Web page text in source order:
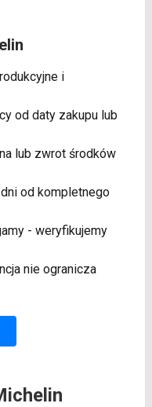
i
od daty zakupu lub
lub zwrot środków
od kompletnego
- weryfikujemy
nie ogranicza